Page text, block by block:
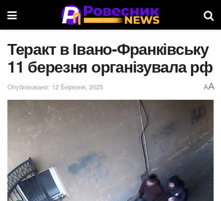
Теракт в Івано-Франківську
11 березня організувала рф
Опубліковано: 12 Березня, 2025 AA